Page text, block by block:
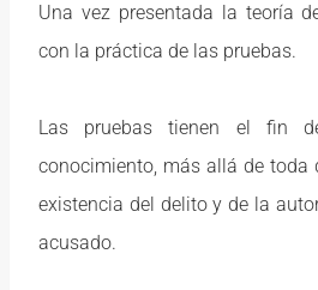
Una vez presentada la teoría
con la práctica de las pruebas.
Las pruebas tienen el fin
conocimiento, más allá de toda
existencia del delito y de la
acusado.